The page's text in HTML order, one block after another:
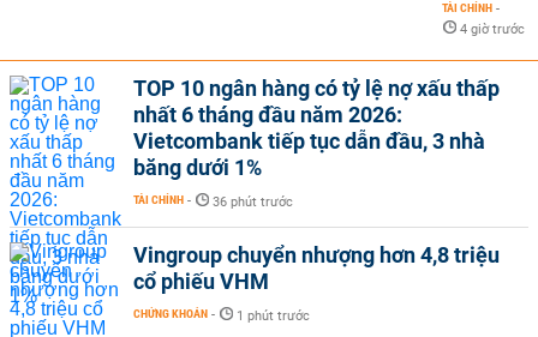
TÀI CHÍNH -
4 giờ trước
TOP 10 ngân hàng có tỷ lệ nợ xấu thấp
nhất 6 tháng đầu năm 2026:
Vietcombank tiếp tục dẫn đầu, 3 nhà
băng dưới 1%
TÀI CHÍNH - 36 phút trước
Vingroup chuyển nhượng hơn 4,8 triệu
cổ phiếu VHM
CHỨNG KHOÁN - 1 phút trước